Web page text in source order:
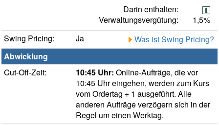
Darin enthalten:
Verwaltungsvergütung:
1,5%
Swing Pricing:
Ja
Was ist Swing Pricing?
Abwicklung
Cut-Off-Zeit:
10:45 Uhr: Online-Aufträge, die vor
10:45 Uhr eingehen, werden zum Kurs
vom Ordertag + 1 ausgeführt. Alle
anderen Aufträge verzögern sich in der
Regel um einen Werktag.